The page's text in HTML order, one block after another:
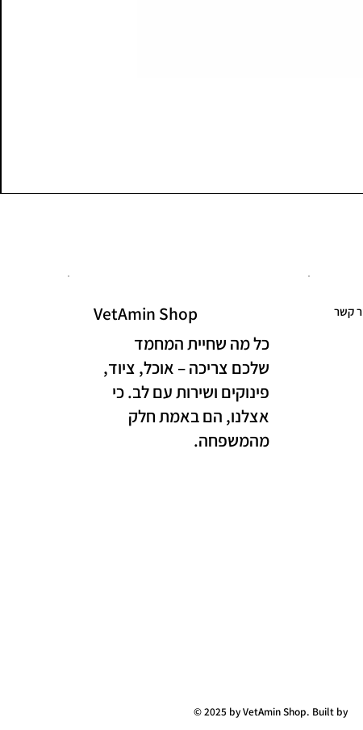
VetAmin Shop
כל מה שחיית המחמד
שלכם צריכה – אוכל, ציוד,
פינוקים ושירות עם לב. כי
אצלנו, הם באמת חלק
מהמשפחה.
קשר
© 2025 by VetAmin Shop. Built by